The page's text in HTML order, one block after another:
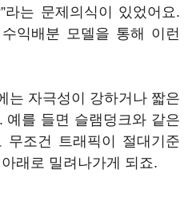
는 문제의식이 있었어요.
익배분 모델을 통해 이런
는 자극성이 강하거나 짧은
예를 들면 슬램덩크와 같은
무조건 트래픽이 절대기준
래로 밀려나가게 되죠.